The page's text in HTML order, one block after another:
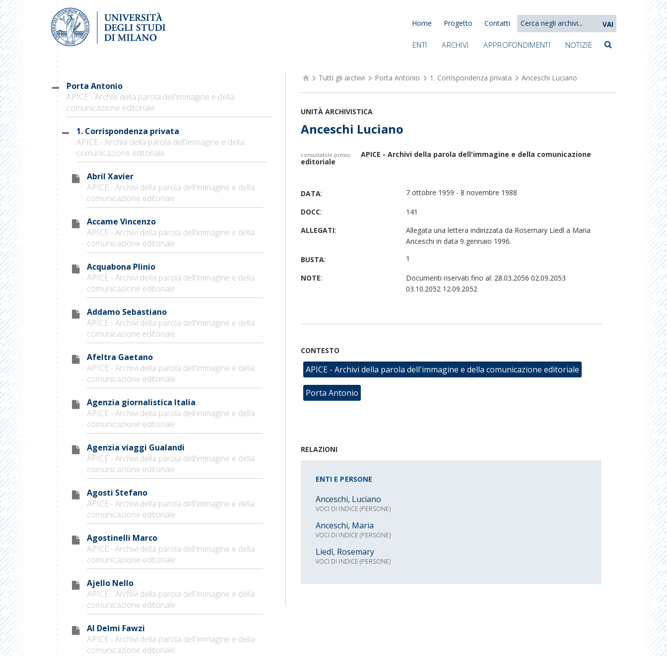
Home Progetto Contatti VAI
ENTI ARCHIVI APPROFONDIMENTI NOTIZIE
Tutti gli archivi Porta Antonio 1. Corrispondenza privata Anceschi Luciano
UNITÀ ARCHIVISTICA
Anceschi Luciano
consultabile presso: APICE - Archivi della parola dell'immagine e della comunicazione
editoriale
DATA: 7 ottobre 1959 - 8 novembre 1988
DOCC:
141
ALLEGATI:
Allegata una lettera indirizzata da Rosemary Liedl a Maria
Anceschi in data 9 gennaio 1996.
BUSTA: 1
NOTE:
Documenti riservati fino al: 28.03.2056 02.09.2053
03.10.2052 12.09.2052
CONTESTO
APICE - Archivi della parola dell'immagine e della comunicazione editoriale
Porta Antonio
RELAZIONI
ENTI E PERSONE
Anceschi, Luciano
VOCI DI INDICE (PERSONE)
Anceschi, Maria
VOCI DI INDICE (PERSONE)
Liedl, Rosemary
VOCI DI INDICE (PERSONE)
Porta Antonio
APICE - Archivi della parola dell'immagine e della
comunicazione editoriale
1. Corrispondenza privata
APICE - Archivi della parola dell'immagine e della
comunicazione editoriale
Abril Xavier
APICE - Archivi della parola dell'immagine e della
comunicazione editoriale
Accame Vincenzo
APICE - Archivi della parola dell'immagine e della
comunicazione editoriale
Acquabona Plinio
APICE - Archivi della parola dell'immagine e della
comunicazione editoriale
Addamo Sebastiano
APICE - Archivi della parola dell'immagine e della
comunicazione editoriale
Afeltra Gaetano
APICE - Archivi della parola dell'immagine e della
comunicazione editoriale
Agenzia giornalistica Italia
APICE - Archivi della parola dell'immagine e della
comunicazione editoriale
Agenzia viaggi Gualandi
APICE - Archivi della parola dell'immagine e della
comunicazione editoriale
Agosti Stefano
APICE - Archivi della parola dell'immagine e della
comunicazione editoriale
Agostinelli Marco
APICE - Archivi della parola dell'immagine e della
comunicazione editoriale
Ajello Nello
APICE - Archivi della parola dell'immagine e della
comunicazione editoriale
Al Delmi Fawzi
APICE - Archivi della parola dell'immagine e della
comunicazione editoriale